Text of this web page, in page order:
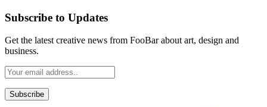
Subscribe to Updates
Get the latest creative news from FooBar about art, design and
business.